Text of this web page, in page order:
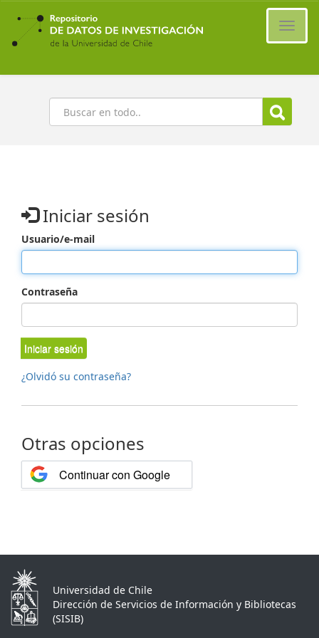
Ir
contenido
principal
Buscar
Iniciar sesión
Usuario/e-mail
Contraseña
Iniciar sesión
¿Olvidó su contraseña?
Otras opciones
Continuar con Google
Universidad de Chile
Dirección de Servicios de Información y Bibliotecas
(SISIB)